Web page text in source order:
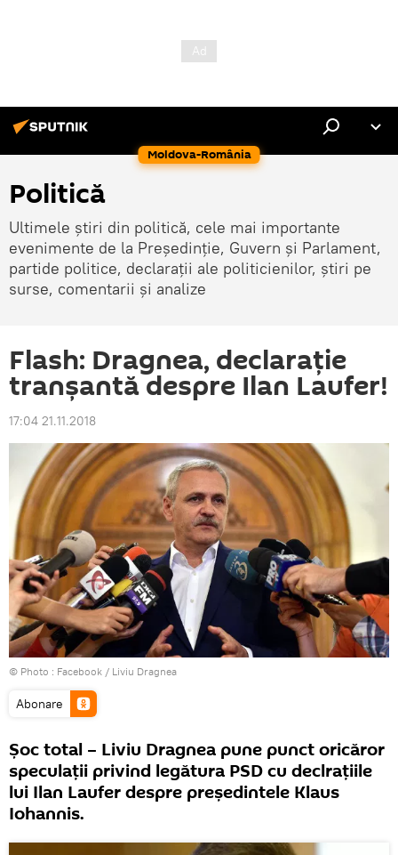
Moldova-România
Politică
Ultimele știri din politică, cele mai importante
evenimente de la Președinție, Guvern și Parlament,
partide politice, declarații ale politicienilor, știri pe
surse, comentarii și analize
Flash: Dragnea, declarație
tranșantă despre Ilan Laufer!
17:04 21.11.2018
© Photo : Facebook / Liviu Dragnea
Abonare
Șoc total – Liviu Dragnea pune punct oricăror
speculații privind legătura PSD cu declrațiile
lui Ilan Laufer despre președintele Klaus
Iohannis.